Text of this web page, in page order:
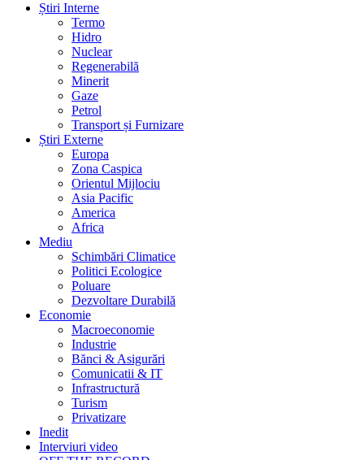
Știri Interne
Termo
Hidro
Nuclear
Regenerabilă
Minerit
Gaze
Petrol
Transport și Furnizare
Știri Externe
Europa
Zona Caspica
Orientul Mijlociu
Asia Pacific
America
Africa
Mediu
Schimbări Climatice
Politici Ecologice
Poluare
Dezvoltare Durabilă
Economie
Macroeconomie
Industrie
Bănci & Asigurări
Comunicatii & IT
Infrastructură
Turism
Privatizare
Inedit
Interviuri video